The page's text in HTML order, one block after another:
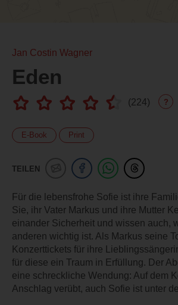
Jan Costin Wagner
Eden
(224) ?
E-Book Print
TEILEN
Für die lebensfrohe Sofie ist ihre
Sie, ihr Vater Markus und ihre Mutter
einander Sicherheit und wissen auch,
anderen wichtig ist. Als Markus seine
Konzerttickets für ihre
für diese ein Traum in Erfüllung. Der
eine schreckliche Wendung: Auf dem
Anschlag verübt, auch Sofie ist unter